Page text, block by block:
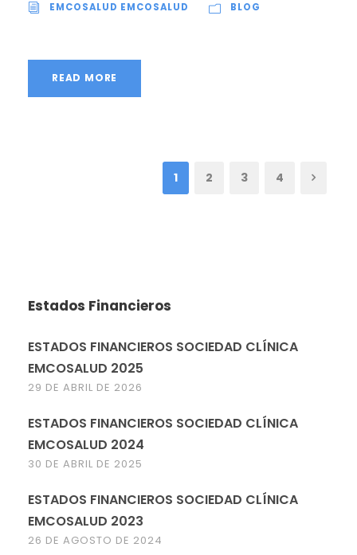
EMCOSALUD EMCOSALUD
BLOG
READ MORE
1 2 3 4
Estados Financieros
ESTADOS FINANCIEROS SOCIEDAD CLÍNICA
EMCOSALUD 2025
29 DE ABRIL DE 2026
ESTADOS FINANCIEROS SOCIEDAD CLÍNICA
EMCOSALUD 2024
30 DE ABRIL DE 2025
ESTADOS FINANCIEROS SOCIEDAD CLÍNICA
EMCOSALUD 2023
26 DE AGOSTO DE 2024